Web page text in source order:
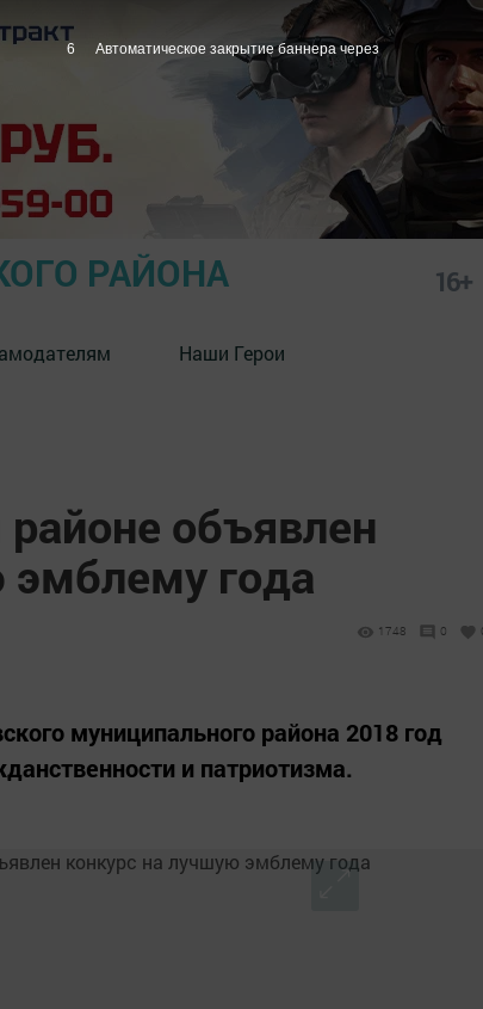
РАЙОНА 16+
Наши Герои
объявлен
эмблему года
1748 0
муниципального района 2018 год
и патриотизма.
5 Автоматическое закрытие баннера через